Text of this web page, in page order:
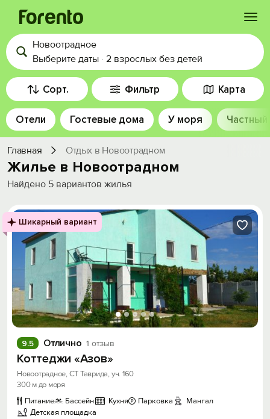
Войти
Избранное
История просмотра
Добавить свой объект
Новоотрадное
Выберите даты · 2 взрослых без детей
Сорт. Фильтр Карта
Отели Гостевые дома У моря Частный
Главная Отдых в Новоотрадном
Жилье в Новоотрадном
Найдено 5 вариантов жилья
Шикарный вариант
Отлично 1 отзыв
9.5
Коттеджи «Азов»
Новоотрадное, СТ Таврида, уч. 160
300 м до моря
Питание
Бассейн Кухня Парковка
Мангал
Детская площадка